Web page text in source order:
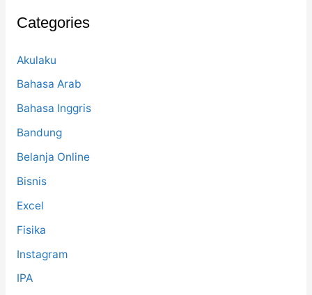
o
Categories
Akulaku
Bahasa Arab
Bahasa Inggris
Bandung
Belanja Online
Bisnis
Excel
Fisika
Instagram
IPA